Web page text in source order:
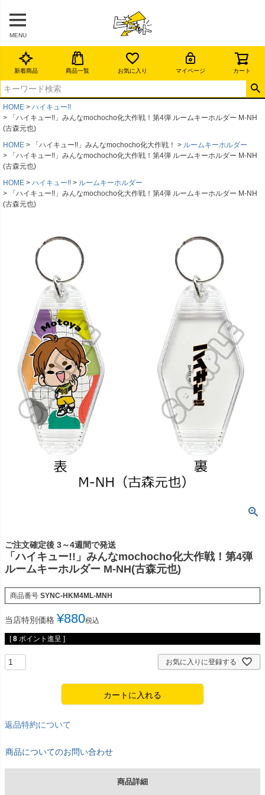
MENU
新着商品 商品一覧 お気に入り マイページ カート
HOME
ハイキュー!!
「ハイキュー!!」みんなmochocho化大作戦！第4弾 ルームキーホルダー M-NH
(古森元也)
HOME
「ハイキュー!!」みんなmochocho化大作戦！
ルームキーホルダー
「ハイキュー!!」みんなmochocho化大作戦！第4弾 ルームキーホルダー M-NH
(古森元也)
HOME
ハイキュー!!
ルームキーホルダー
「ハイキュー!!」みんなmochocho化大作戦！第4弾 ルームキーホルダー M-NH
(古森元也)
ご注文確定後 3～4週間で発送
「ハイキュー!!」みんなmochocho化大作戦！第4弾
ルームキーホルダー M-NH(古森元也)
商品番号 SYNC-HKM4ML-MNH
当店特別価格 ¥880税込
[ 8 ポイント進呈 ]
お気に入りに登録する
カートに入れる
返品特約について
商品についてのお問い合わせ
商品詳細